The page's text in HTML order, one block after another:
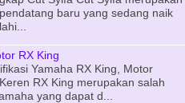
baru yang sedang naik
RX King
Yamaha RX King, Motor
RX King merupakan salah
yang dapat d...